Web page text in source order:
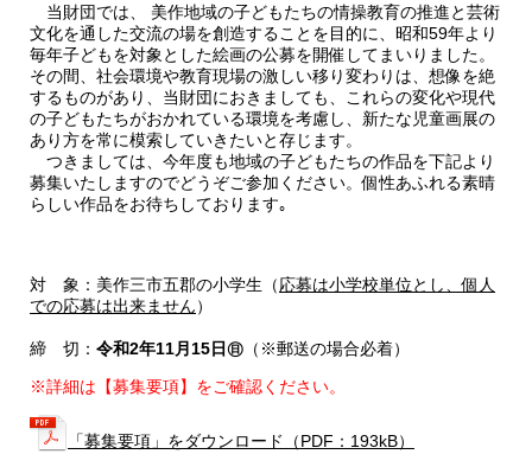
当財団では、 美作地域の子どもたちの情操教育の推進と芸術
文化を通した交流の場を創造することを目的に、昭和59年より
毎年子どもを対象とした絵画の公募を開催してまいりました。
その間、社会環境や教育現場の激しい移り変わりは、想像を絶
するものがあり、当財団におきましても、これらの変化や現代
の子どもたちがおかれている環境を考慮し、新たな児童画展の
あり方を常に模索していきたいと存じます。
つきましては、今年度も地域の子どもたちの作品を下記より
募集いたしますのでどうぞご参加ください。個性あふれる素晴
らしい作品をお待ちしております｡
対 象：美作三市五郡の小学生（応募は小学校単位とし、個人
での応募は出来ません）
締 切： 令和2年11月15日㊐ （※郵送の場合必着）
※詳細は【募集要項】をご確認ください。
「募集要項」をダウンロード（PDF：193kB）